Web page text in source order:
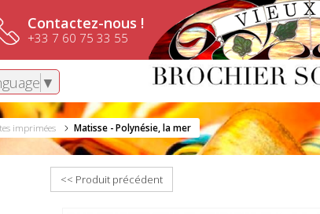
Contactez-nous !
+33 7 60 75 33 55
▼
imprimées Matisse - Polynésie, la mer
<< Produit précédent